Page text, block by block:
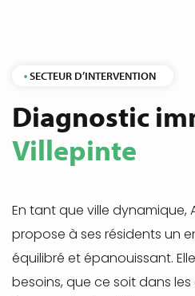
SECTEUR D’INTERVENTION
Diagnostic
Villepinte
En tant que ville dynamique,
propose à ses résidents un
équilibré et épanouissant.
besoins, que ce soit dans